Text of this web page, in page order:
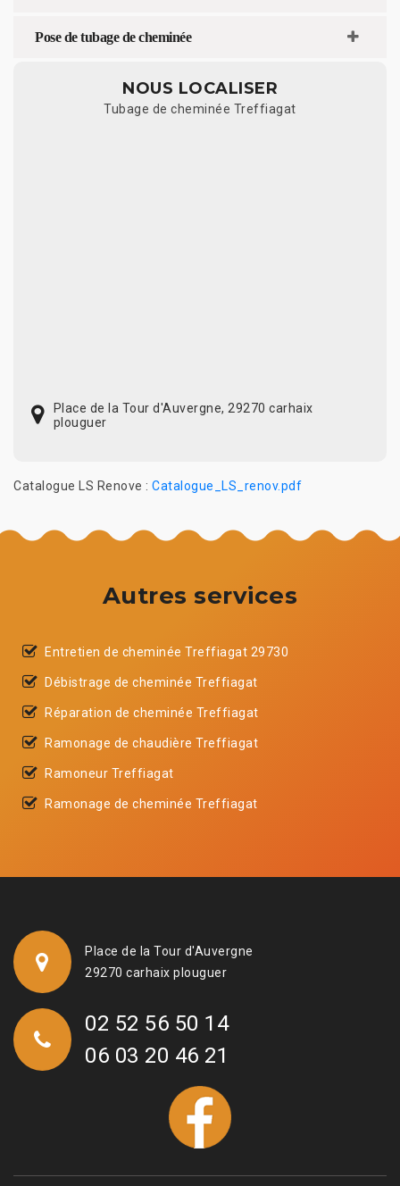
Pose de tubage de cheminée
NOUS LOCALISER
Tubage de cheminée Treffiagat
Place de la Tour d'Auvergne, 29270 carhaix
plouguer
Catalogue LS Renove : Catalogue_LS_renov.pdf
Autres services
Entretien de cheminée Treffiagat 29730
Débistrage de cheminée Treffiagat
Réparation de cheminée Treffiagat
Ramonage de chaudière Treffiagat
Ramoneur Treffiagat
Ramonage de cheminée Treffiagat
Place de la Tour d'Auvergne
29270 carhaix plouguer
02 52 56 50 14
06 03 20 46 21